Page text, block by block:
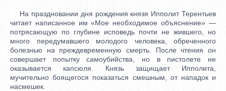
На праздновании дня рождения князя Ипполит Терентьев
читает написанное им «Мое необходимое объяснение» —
потрясающую по глубине исповедь почти не жившего, но
много передумавшего молодого человека, обреченного
болезнью на преждевременную смерть. После чтения он
совершает попытку самоубийства, но в пистолете не
оказывается капсюля. Князь защищает Ипполита,
мучительно боящегося показаться смешным, от нападок и
насмешек.